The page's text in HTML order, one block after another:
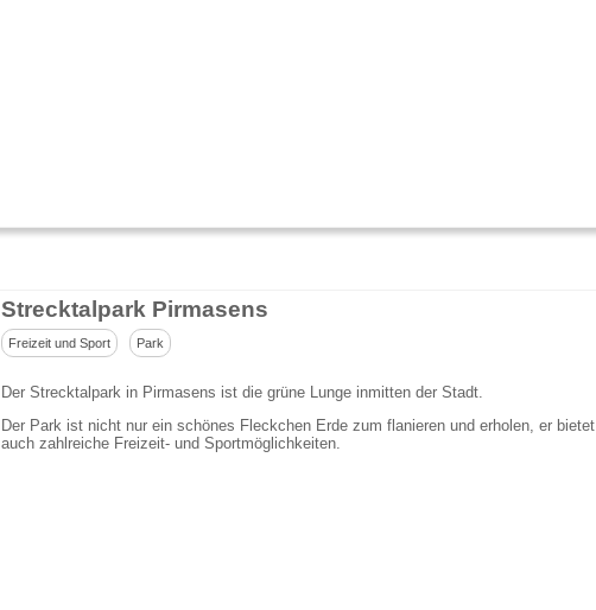
Strecktalpark Pirmasens
Freizeit und Sport Park
Der Strecktalpark in Pirmasens ist die grüne Lunge inmitten der Stadt.
Der Park ist nicht nur ein schönes Fleckchen Erde zum flanieren und erholen, er bietet
auch zahlreiche Freizeit- und Sportmöglichkeiten.